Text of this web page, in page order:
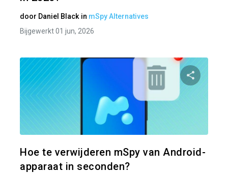
door Daniel Black in mSpy Alternatives
Bijgewerkt 01 jun, 2026
Hoe te verwijderen mSpy van Android-
apparaat in seconden?